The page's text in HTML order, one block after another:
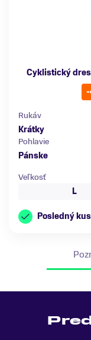
Cyklistický dres
Rukáv
Krátky
Pohlavie
Pánske
Veľkosť
L
Posledný